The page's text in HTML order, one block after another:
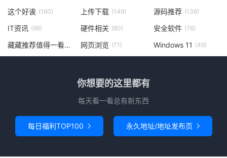
这个好诶 (160) 上传下载 (149) 源码推荐 (136)
IT资讯 (96) 硬件相关 (80) 安全软件 (76)
藏藏推荐值得一看(73) 网页浏览 (71) Windows 11 (49)
你想要的这里都有
每天看一看总有新东西
每日福利TOP100  永久地址/地址发布页 